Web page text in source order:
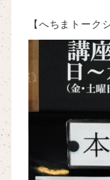
【へちまトーク